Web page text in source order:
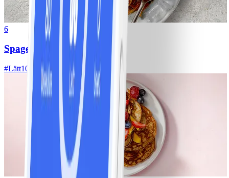
6
Spagetti med köttfärssås
#Lätt10 MIN